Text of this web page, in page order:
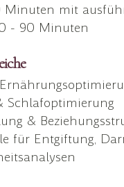
Minuten mit
- 90 Minuten
Schlafoptimierung
&
für Entgiftung,